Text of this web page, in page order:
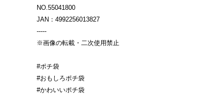
NO.55041800
JAN：4992256013827
-----
※画像の転載・二次使用禁止
#ポチ袋
#おもしろポチ袋
#かわいいポチ袋